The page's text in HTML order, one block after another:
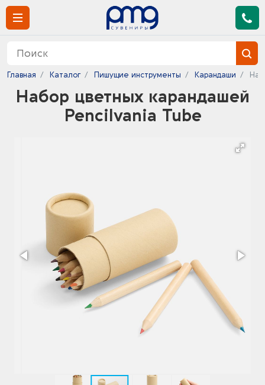
Главная Каталог Пишущие инструменты Карандаши
Набор цветных карандашей
Pencilvania Tube